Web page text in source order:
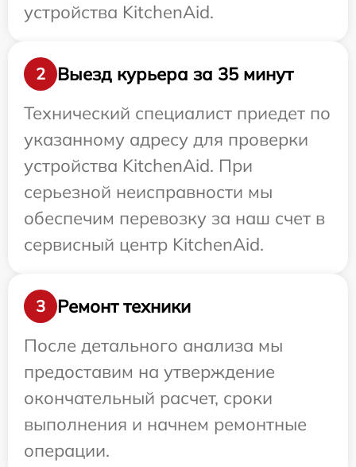
устройства KitchenAid.
2
Выезд курьера за 35 минут
Технический специалист приедет по
указанному адресу для проверки
устройства KitchenAid. При
серьезной неисправности мы
обеспечим перевозку за наш счет в
сервисный центр KitchenAid.
3
Ремонт техники
После детального анализа мы
предоставим на утверждение
окончательный расчет, сроки
выполнения и начнем ремонтные
операции.